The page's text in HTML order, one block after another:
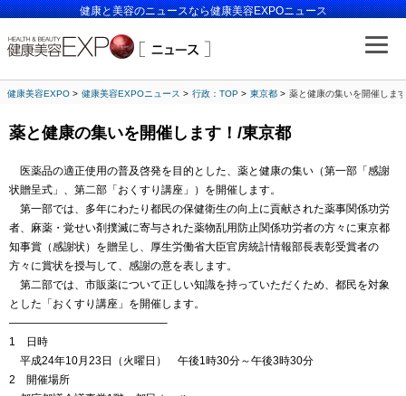
健康と美容のニュースなら健康美容EXPOニュース
健康美容EXPO 健康美容EXPOニュース 行政：TOP 東京都 薬と健康の集いを開催しま
薬と健康の集いを開催します！/東京都
医薬品の適正使用の普及啓発を目的とした、薬と健康の集い（第一部「感謝
状贈呈式」、第二部「おくすり講座」）を開催します。
第一部では、多年にわたり都民の保健衛生の向上に貢献された薬事関係功労
者、麻薬・覚せい剤撲滅に寄与された薬物乱用防止関係功労者の方々に東京都
知事賞（感謝状）を贈呈し、厚生労働省大臣官房統計情報部長表彰受賞者の
方々に賞状を授与して、感謝の意を表します。
第二部では、市販薬について正しい知識を持っていただくため、都民を対象
とした「おくすり講座」を開催します。
——————————————–
1 日時
平成24年10月23日（火曜日） 午後1時30分～午後3時30分
2 開催場所